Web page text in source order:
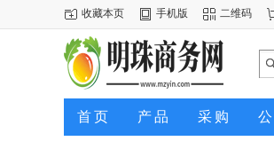
收藏本页 手机版 二维码
首页 产品 采购